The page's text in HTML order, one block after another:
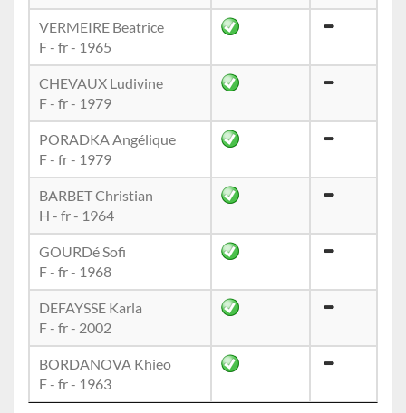
VERMEIRE Beatrice
F - fr - 1965
CHEVAUX Ludivine
F - fr - 1979
PORADKA Angélique
F - fr - 1979
BARBET Christian
H - fr - 1964
GOURDé Sofi
F - fr - 1968
DEFAYSSE Karla
F - fr - 2002
BORDANOVA Khieo
F - fr - 1963